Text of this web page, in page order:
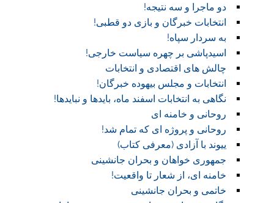
دو ماجرا و سه نتیجه!
انتخابات خبرگان و بازی دو قطبی!
به سردار سپاه!
اسیدپاشی بر چهره سیاست خارجی!
چالش های اقتصادی و انتخابات
انتخابات و مجلس بیهوده خبرگان!
نگاهی به انتخابات اسفند ماه، بایدها و نبایدها!
روحانی و خامنه ای
روحانی و پروژه ای که تمام شد!
ییوند با آزادی (معرفی کتاب)
جمهوری خواهان و بحران جانشینی
خامنه ای، از شعار تا واقعیت!
خاتمی و بحران جانشینی